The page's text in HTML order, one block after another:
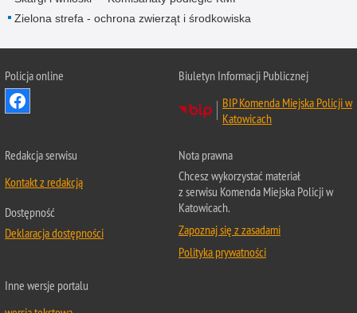
Zielona strefa - ochrona zwierząt i środkowiska
Policja online
Biuletyn Informacji Publicznej
BIP Komenda Miejska Policji w
Katowicach
Redakcja serwisu
Kontakt z redakcją
Dostępność
Deklaracja dostępności
Nota prawna
Chcesz wykorzystać materiał
z serwisu Komenda Miejska Policji w
Katowicach.
Zapoznaj się z zasadami
Polityka prywatności
Inne wersje portalu